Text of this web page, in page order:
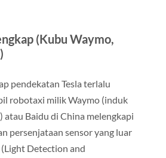
(Kubu Waymo,
pendekatan Tesla terlalu
robotaxi milik Waymo (induk
atau Baidu di China melengkapi
persenjataan sensor yang luar
Detection and